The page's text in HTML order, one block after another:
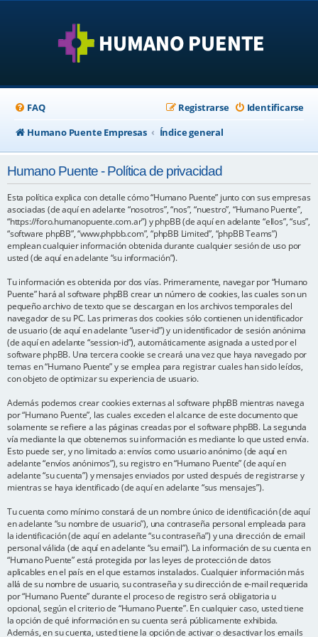
FAQ Identificarse
Registrarse
Humano Puente Empresas
Índice general
Humano Puente - Política de privacidad
Esta política explica con detalle cómo “Humano Puente” junto con sus empresas
asociadas (de aquí en adelante “nosotros”, “nos”, “nuestro”, “Humano Puente”,
“https://foro.humanopuente.com.ar”) y phpBB (de aquí en adelante “ellos”, “sus”,
“software phpBB”, “www.phpbb.com”, “phpBB Limited”, “phpBB Teams”)
emplean cualquier información obtenida durante cualquier sesión de uso por
usted (de aquí en adelante “su información”).
Tu información es obtenida por dos vías. Primeramente, navegar por “Humano
Puente” hará al software phpBB crear un número de cookies, las cuales son un
pequeño archivo de texto que se descargan en los archivos temporales del
navegador de su PC. Las primeras dos cookies sólo contienen un identificador
de usuario (de aquí en adelante “user-id”) y un identificador de sesión anónima
(de aquí en adelante “session-id”), automáticamente asignada a usted por el
software phpBB. Una tercera cookie se creará una vez que haya navegado por
temas en “Humano Puente” y se emplea para registrar cuales han sido leídos,
con objeto de optimizar su experiencia de usuario.
Además podemos crear cookies externas al software phpBB mientras navega
por “Humano Puente”, las cuales exceden el alcance de este documento que
solamente se refiere a las páginas creadas por el software phpBB. La segunda
vía mediante la que obtenemos su información es mediante lo que usted envía.
Esto puede ser, y no limitado a: envíos como usuario anónimo (de aquí en
adelante “envíos anónimos”), su registro en “Humano Puente” (de aquí en
adelante “su cuenta”) y mensajes enviados por usted después de registrarse y
mientras se haya identificado (de aquí en adelante “sus mensajes”).
Tu cuenta como mínimo constará de un nombre único de identificación (de aquí
en adelante “su nombre de usuario”), una contraseña personal empleada para
la identificación (de aquí en adelante “su contraseña”) y una dirección de email
personal válida (de aquí en adelante “su email”). La información de su cuenta en
“Humano Puente” está protegida por las leyes de protección de datos
aplicables en el país en el que estamos instalados. Cualquier información más
allá de su nombre de usuario, su contraseña y su dirección de e-mail requerida
por “Humano Puente” durante el proceso de registro será obligatoria u
opcional, según el criterio de “Humano Puente”. En cualquier caso, usted tiene
la opción de qué información en su cuenta será públicamente exhibida.
Además, en su cuenta, usted tiene la opción de activar o desactivar los emails